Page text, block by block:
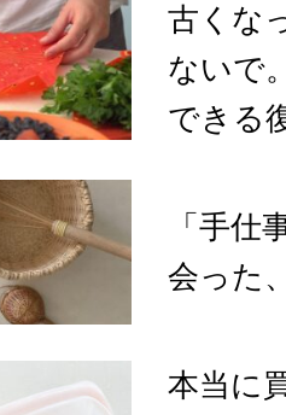
古くな
ないで
できる
「手仕
会った
本当に